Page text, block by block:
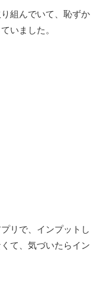
組んでいて、恥ずか
いました。
リで、インプットし
て、気づいたらイン